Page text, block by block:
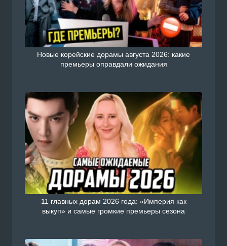
Новые корейские дорамы августа 2026: какие
премьеры оправдали ожидания
11 главных дорам 2026 года: «Империя как
выкуп» и самые громкие премьеры сезона